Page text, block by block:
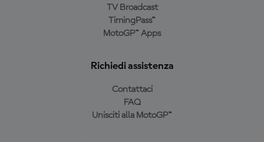
TV Broadcast
TimingPass™
MotoGP™ Apps
Richiedi assistenza
Contattaci
FAQ
Unisciti alla MotoGP™